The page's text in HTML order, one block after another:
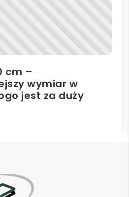
cm –
wymiar w
jest za duży